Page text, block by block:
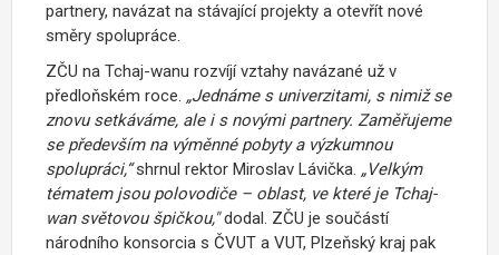
partnery, navázat na stávající projekty a otevřít nové
směry spolupráce.
ZČU na Tchaj-wanu rozvíjí vztahy navázané už v
předloňském roce. „Jednáme s univerzitami, s nimiž se
znovu setkáváme, ale i s novými partnery. Zaměřujeme
se především na výměnné pobyty a výzkumnou
spolupráci,“shrnul rektor Miroslav Lávička. „Velkým
tématem jsou polovodiče – oblast, ve které je Tchaj-
wan světovou špičkou,"dodal. ZČU je součástí
národního konsorcia s ČVUT a VUT, Plzeňský kraj pak